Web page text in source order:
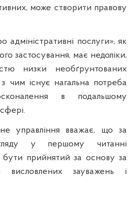
може створити правову
адміністративні послуги», як
застосування, має недоліки,
низки необґрунтованих
з чим існує нагальна потреба
в подальшому
управління вважає, що за
у першому читанні
прийнятий за основу за
висловлених зауважень і